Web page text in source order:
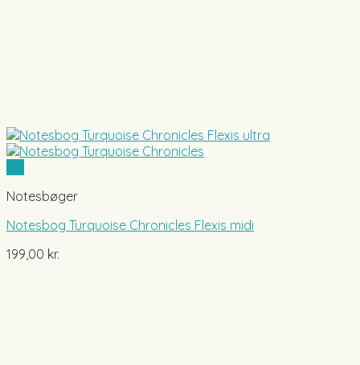
Notesbøger
Notesbog Turquoise Chronicles Flexis midi
199,00 kr.